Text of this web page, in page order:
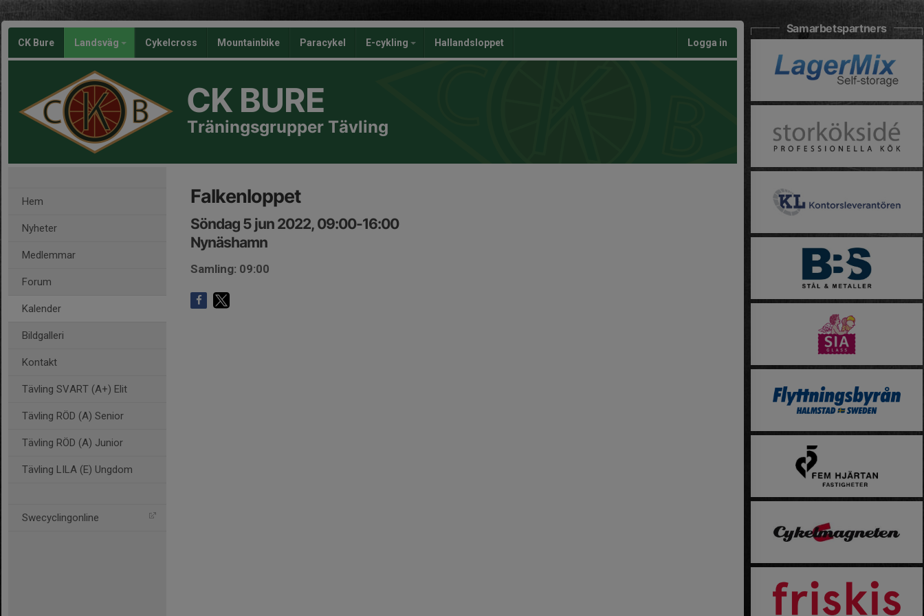
CK Bure Landsväg Cykelcross Mountainbike Paracykel E-cykling Hallandsloppet Logga in
CK BURE
Träningsgrupper Tävling
Hem
Nyheter
Medlemmar
Forum
Kalender
Bildgalleri
Kontakt
Tävling SVART (A+) Elit
Tävling RÖD (A) Senior
Tävling RÖD (A) Junior
Tävling LILA (E) Ungdom
Swecyclingonline
Falkenloppet
Söndag 5 jun 2022, 09:00-16:00
Nynäshamn
Samling: 09:00
Samarbetspartners